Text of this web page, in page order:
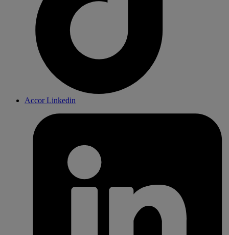
Accor Linkedin